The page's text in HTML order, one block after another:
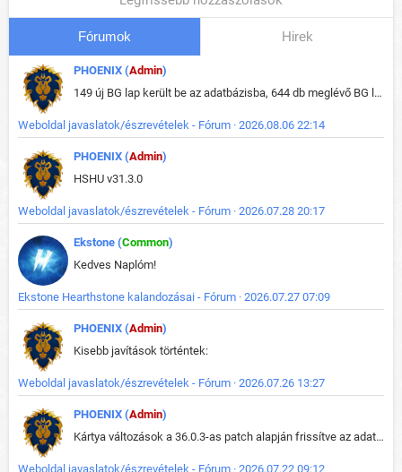
Fórumok Hirek
PHOENIX (Admin)
149 új BG lap került be az adatbázisba, 644 db meglévő BG lap módosult, bekerültek az új képek a megváltozott lapokhoz is.
Weboldal javaslatok/észrevételek - Fórum · 2026.08.06 22:14
PHOENIX (Admin)
HSHU v31.3.0
Weboldal javaslatok/észrevételek - Fórum · 2026.07.28 20:17
Ekstone (Common)
Kedves Naplóm!
Ekstone Hearthstone kalandozásai - Fórum · 2026.07.27 07:09
PHOENIX (Admin)
Kisebb javítások történtek:
Weboldal javaslatok/észrevételek - Fórum · 2026.07.26 13:27
PHOENIX (Admin)
Kártya változások a 36.0.3-as patch alapján frissítve az adatbázisban (képek is cserélve).
Weboldal javaslatok/észrevételek - Fórum · 2026.07.22 09:12